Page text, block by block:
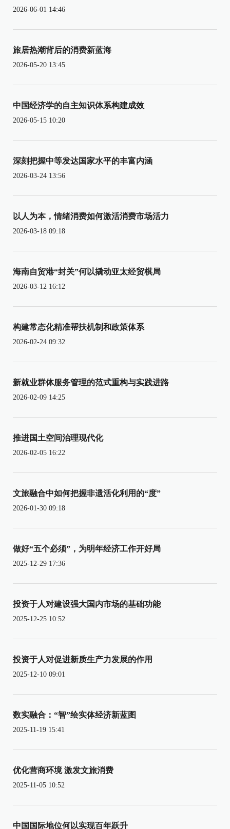
2026-06-01 14:46
旅居热潮背后的消费新蓝海
2026-05-20 13:45
中国经济学的自主知识体系构建成效
2026-05-15 10:20
深刻把握中等发达国家水平的丰富内涵
2026-03-24 13:56
以人为本，情绪消费如何激活消费市场活力
2026-03-18 09:18
海南自贸港“封关”何以撬动亚太经贸棋局
2026-03-12 16:12
构建常态化精准帮扶机制和政策体系
2026-02-24 09:32
新就业群体服务管理的范式重构与实践进路
2026-02-09 14:25
推进国土空间治理现代化
2026-02-05 16:22
文旅融合中如何把握非遗活化利用的“度”
2026-01-30 09:18
做好“五个必须”，为明年经济工作开好局
2025-12-29 17:36
投资于人对建设强大国内市场的基础功能
2025-12-25 10:52
投资于人对促进新质生产力发展的作用
2025-12-10 09:01
数实融合：“智”绘实体经济新蓝图
2025-11-19 15:41
优化营商环境 激发文旅消费
2025-11-05 10:52
中国国际地位何以实现百年跃升